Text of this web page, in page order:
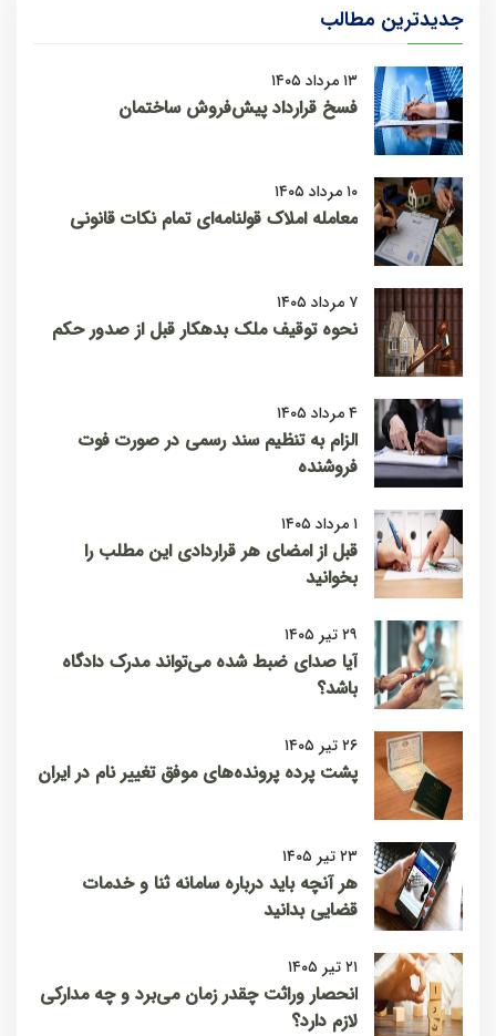
جدیدترین مطالب
۱۳ مرداد ۱۴۰۵
فسخ قرارداد پیش‌فروش ساختمان
۱۰ مرداد ۱۴۰۵
معامله املاک قولنامه‌ای تمام نکات قانونی
۷ مرداد ۱۴۰۵
نحوه توقیف ملک بدهکار قبل از صدور حکم
۴ مرداد ۱۴۰۵
الزام به تنظیم سند رسمی در صورت فوت
فروشنده
۱ مرداد ۱۴۰۵
قبل از امضای هر قراردادی این مطلب را
بخوانید
۲۹ تیر ۱۴۰۵
آیا صدای ضبط شده می‌تواند مدرک دادگاه
باشد؟
۲۶ تیر ۱۴۰۵
پشت پرده پرونده‌های موفق تغییر نام در ایران
۲۳ تیر ۱۴۰۵
هر آنچه باید درباره سامانه ثنا و خدمات
قضایی بدانید
۲۱ تیر ۱۴۰۵
انحصار وراثت چقدر زمان می‌برد و چه مدارکی
لازم دارد؟